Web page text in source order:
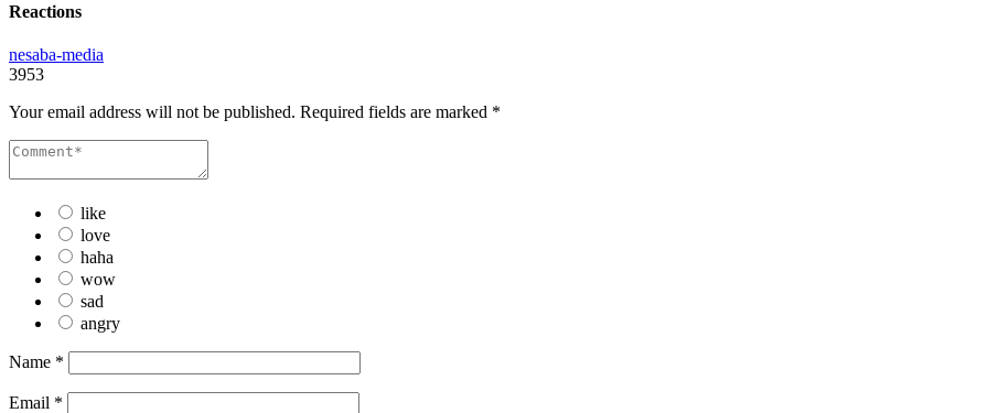
Reactions
nesaba-media
3953
Your email address will not be published. Required fields are marked *
like
love
haha
wow
sad
angry
Name *
Email *